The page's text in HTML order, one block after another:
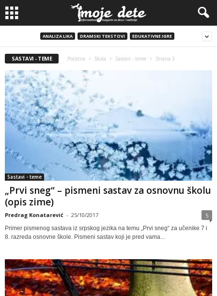
ANALIZA LIKA DRAMSKI TEKSTOVI EDUKATIVNE IGRE
SASTAVI - TEME Početna Škola Sastavi - teme Strana 3
Sastavi - teme
„Prvi sneg“ – pismeni sastav za osnovnu školu
(opis zime)
Predrag Konatarević - 25/10/2017 5
Primer pismenog sastava iz srpskog jezika na temu „Prvi sneg“ za učenike 7 i
8. razreda osnovne škole. Pismeni sastav koji je pred vama...